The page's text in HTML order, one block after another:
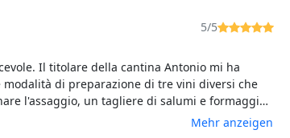
5/5
Il titolare della cantina Antonio mi ha
modalità di preparazione di tre vini diversi che
l'assaggio, un tagliere di salumi e formaggi
e pane carasau, ottimo tra un sorso e l'altro
Mehr anzeigen